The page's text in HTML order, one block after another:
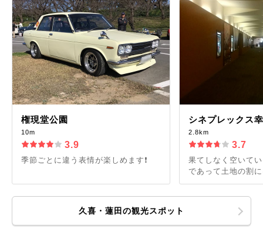
権現堂公園
10m
3.9
季節ごとに違う表情が楽しめます❗️
シネプレックス
2.8km
3.7
果てしなく空いて
であって土地の割
久喜・蓮田の観光スポット